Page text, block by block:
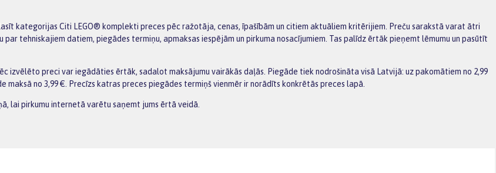
kategorijas Citi LEGO® komplekti preces pēc ražotāja, cenas, īpašībām un citiem aktuāliem kritērijiem. Preču sarakstā varat ātri
tehniskajiem datiem, piegādes termiņu, apmaksas iespējām un pirkuma nosacījumiem. Tas palīdz ērtāk pieņemt lēmumu un pasūtīt
izvēlēto preci var iegādāties ērtāk, sadalot maksājumu vairākās daļās. Piegāde tiek nodrošināta visā Latvijā: uz pakomātiem no 2,99
no 3,99 €. Precīzs katras preces piegādes termiņš vienmēr ir norādīts konkrētās preces lapā.
lai pirkumu internetā varētu saņemt jums ērtā veidā.